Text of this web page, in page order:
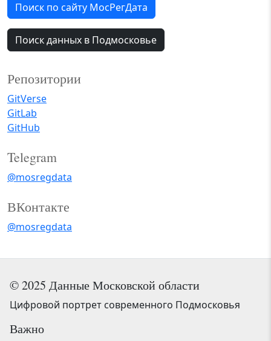
Поиск по сайту МосРегДата
Поиск данных в Подмосковье
Репозитории
GitVerse
GitLab
GitHub
Telegram
@mosregdata
ВКонтакте
@mosregdata
© 2025 Данные Московской области
Цифровой портрет современного Подмосковья
Важно